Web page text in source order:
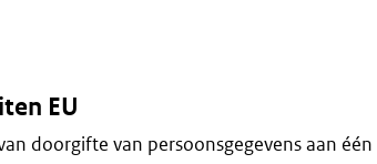
EU
doorgifte van persoonsgegevens aan